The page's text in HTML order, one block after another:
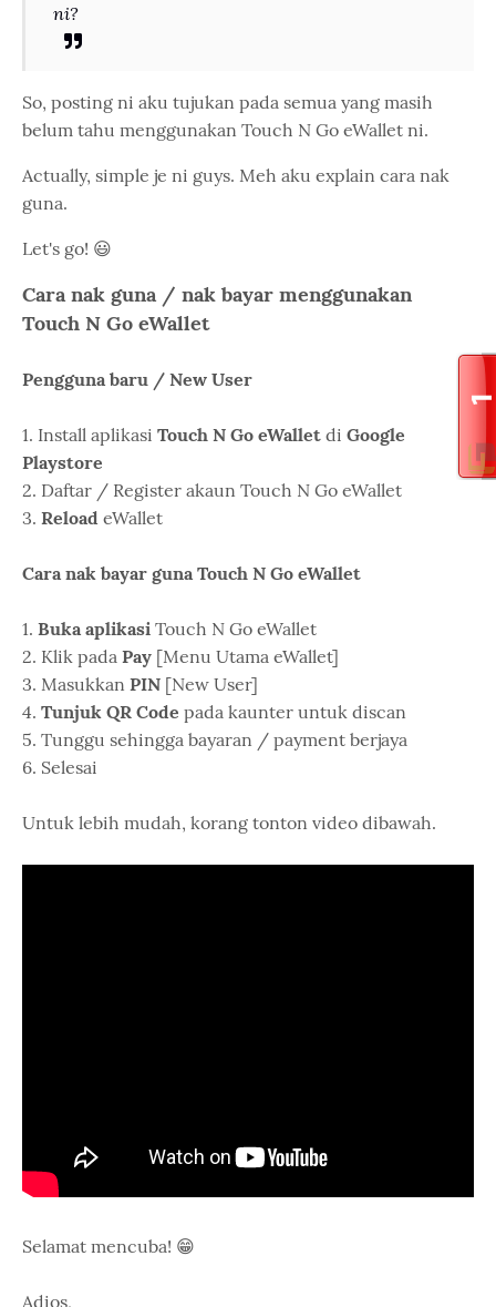
ni?
So, posting ni aku tujukan pada semua yang masih
belum tahu menggunakan Touch N Go eWallet ni.
Actually, simple je ni guys. Meh aku explain cara nak
guna.
Let's go! 😃
Cara nak guna / nak bayar menggunakan
Touch N Go eWallet
Pengguna baru / New User
1. Install aplikasi Touch N Go eWallet di Google
Playstore
2. Daftar / Register akaun Touch N Go eWallet
3. Reload eWallet
Cara nak bayar guna Touch N Go eWallet
1. Buka aplikasi Touch N Go eWallet
2. Klik pada Pay [Menu Utama eWallet]
3. Masukkan PIN [New User]
4. Tunjuk QR Code pada kaunter untuk discan
5. Tunggu sehingga bayaran / payment berjaya
6. Selesai
Untuk lebih mudah, korang tonton video dibawah.
Selamat mencuba! 😁
Adios,